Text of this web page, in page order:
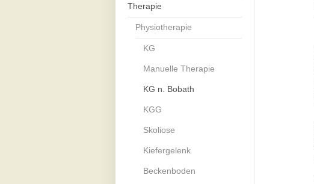
Therapie
Physiotherapie
KG
Manuelle Therapie
KG n. Bobath
KGG
Skoliose
Kiefergelenk
Beckenboden